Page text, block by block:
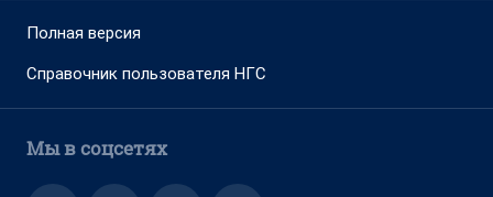
Полная версия
Справочник пользователя НГС
Мы в соцсетях